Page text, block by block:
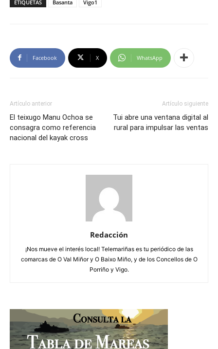
ETIQUETAS Basanta Vigo1
Facebook X WhatsApp
Artículo anterior
El teixugo Manu Ochoa se
consagra como referencia
nacional del kayak cross
Artículo siguiente
Tui abre una ventana digital al
rural para impulsar las ventas
Redacción
¡Nos mueve el interés local! Telemariñas es tu periódico de las
comarcas de O Val Miñor y O Baixo Miño, y de los Concellos de O
Porriño y Vigo.